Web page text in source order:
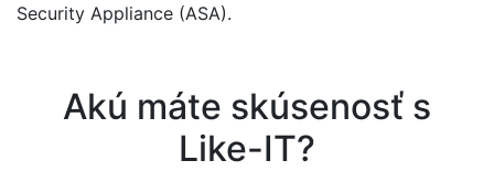
Security Appliance (ASA).
Akú máte skúsenosť s
Like-IT?